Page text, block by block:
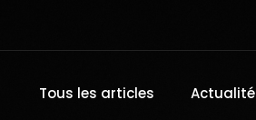
Tous les articles Actualité